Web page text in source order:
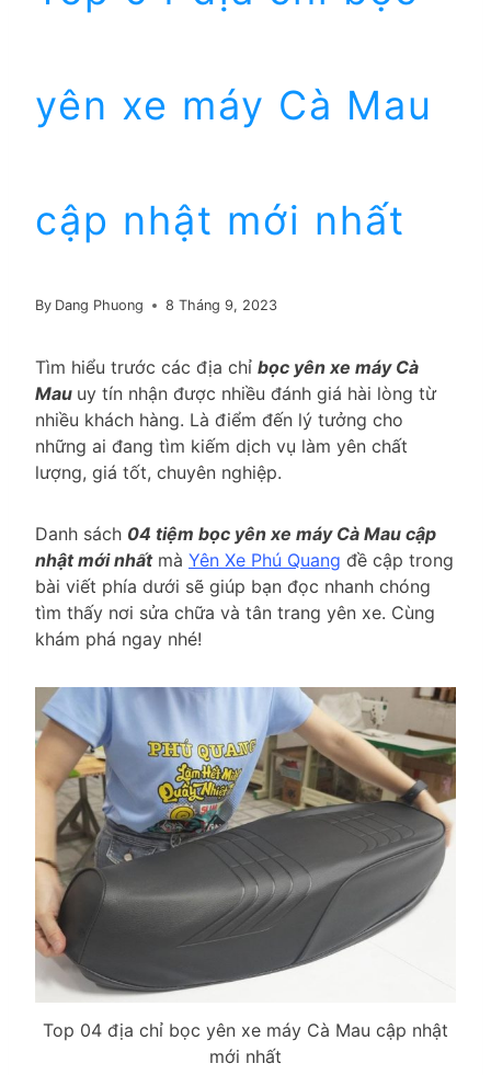
yên xe máy Cà Mau
cập nhật mới nhất
By Dang Phuong 8 Tháng 9, 2023
Tìm hiểu trước các địa chỉ bọc yên xe máy Cà
Mau uy tín nhận được nhiều đánh giá hài lòng từ
nhiều khách hàng. Là điểm đến lý tưởng cho
những ai đang tìm kiếm dịch vụ làm yên chất
lượng, giá tốt, chuyên nghiệp.
Danh sách 04 tiệm bọc yên xe máy Cà Mau cập
nhật mới nhấtmà Yên Xe Phú Quang đề cập trong
bài viết phía dưới sẽ giúp bạn đọc nhanh chóng
tìm thấy nơi sửa chữa và tân trang yên xe. Cùng
khám phá ngay nhé!
Top 04 địa chỉ bọc yên xe máy Cà Mau cập nhật
mới nhất